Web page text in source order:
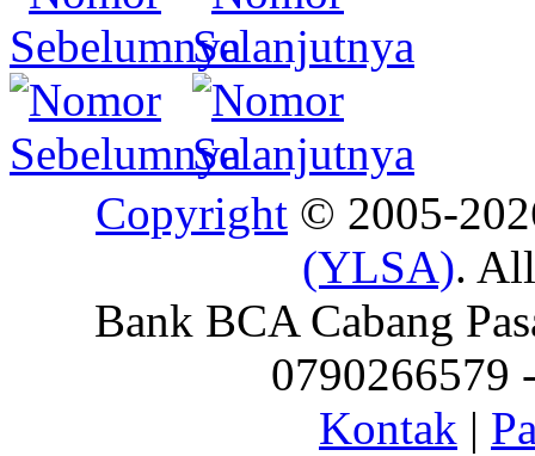
Copyright © 2005-
(YLSA).
Bank BCA Cabang
0790266579
Kontak |